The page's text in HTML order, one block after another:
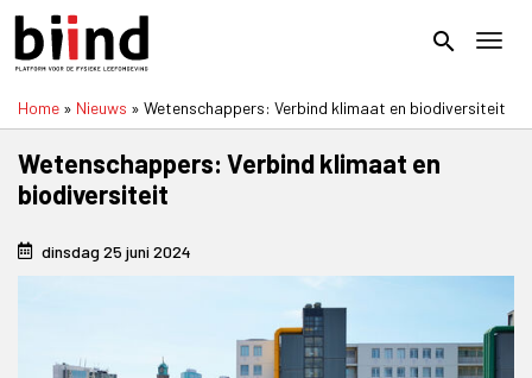
Overslaan
naar
inhoud
search
Home Nieuws Wetenschappers: Verbind klimaat en biodiversiteit
Wetenschappers: Verbind klimaat en
biodiversiteit
dinsdag 25 juni 2024